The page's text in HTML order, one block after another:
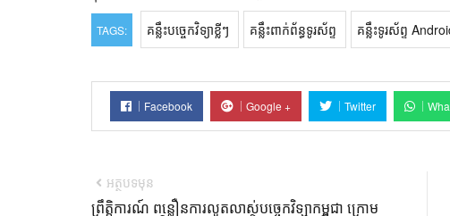
TAGS: គន្លឹះបច្ចេកវិទ្យាខ្លីៗ គន្លឹះពាក់ព័ន្ធទូរស័ព្ទ គន្លឹះទូរស័ព្ទ
Facebook Google + Twitter
អត្ថបទមុន
ព្រឹត្តិការណ៍ ពន្លឿនការលូតលាស់បច្ចេកវិទ្យាកម្ពុជា ក្រោម